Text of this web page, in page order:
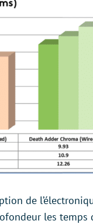
de
les temps